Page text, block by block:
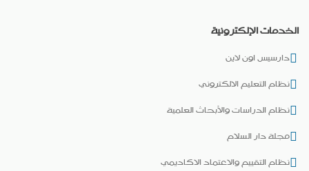
الخدمات الإلكترونية
دارسيس اون لاين
نظام التعليم الالكتروني
نظام الدراسات والأبحاث العلمية
مجلة دار السلام
نظام التقييم والاعتماد الاكاديمي